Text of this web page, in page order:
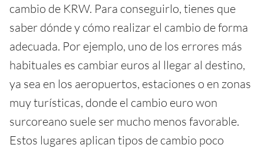
cambio de KRW. Para conseguirlo, tienes que
saber dónde y cómo realizar el cambio de forma
adecuada. Por ejemplo, uno de los errores más
habituales es cambiar euros al llegar al destino,
ya sea en los aeropuertos, estaciones o en zonas
muy turísticas, donde el cambio euro won
surcoreano suele ser mucho menos favorable.
Estos lugares aplican tipos de cambio poco